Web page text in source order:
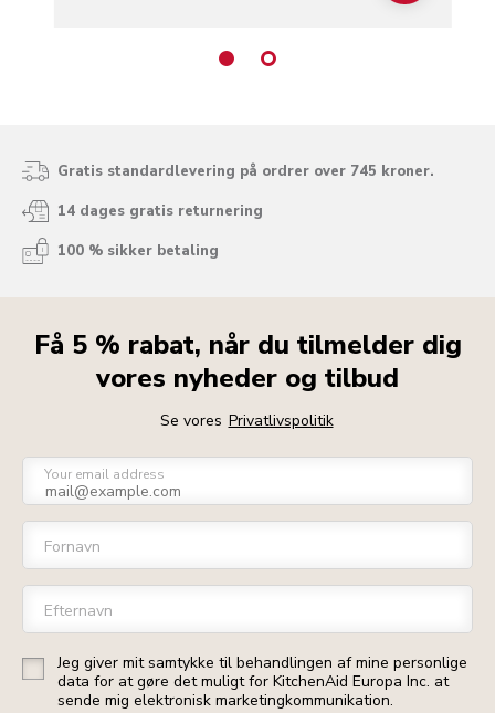
Gratis standardlevering på ordrer over 745 kroner.
14 dages gratis returnering
100 % sikker betaling
Få 5 % rabat, når du tilmelder dig
vores nyheder og tilbud
Se vores Privatlivspolitik
Your email address
Fornavn
Efternavn
Jeg giver mit samtykke til behandlingen af mine personlige
data for at gøre det muligt for KitchenAid Europa Inc. at
sende mig elektronisk marketingkommunikation.